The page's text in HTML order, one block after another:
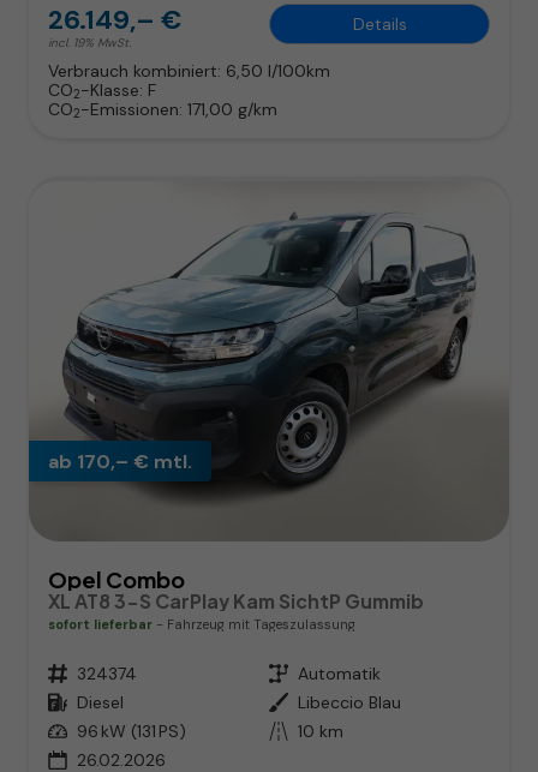
26.149,– €
incl. 19% MwSt.
Details
Verbrauch kombiniert: 6,50 l/100km
CO2-Klasse: F
CO2-Emissionen: 171,00 g/km
ab 170,– € mtl.
Opel Combo
XL AT8 3-S CarPlay Kam SichtP Gummib
sofort lieferbar Fahrzeug mit Tageszulassung
Fahrzeugnr. 324374 Getriebe Automatik
Kraftstoff Diesel Außenfarbe Libeccio Blau
Leistung 96 kW (131 PS) Kilometerstand 10 km
26.02.2026